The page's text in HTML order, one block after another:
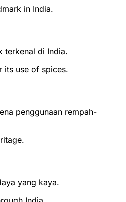
in India.
terkenal di India.
its use of spices.
penggunaan rempah-
yang kaya.